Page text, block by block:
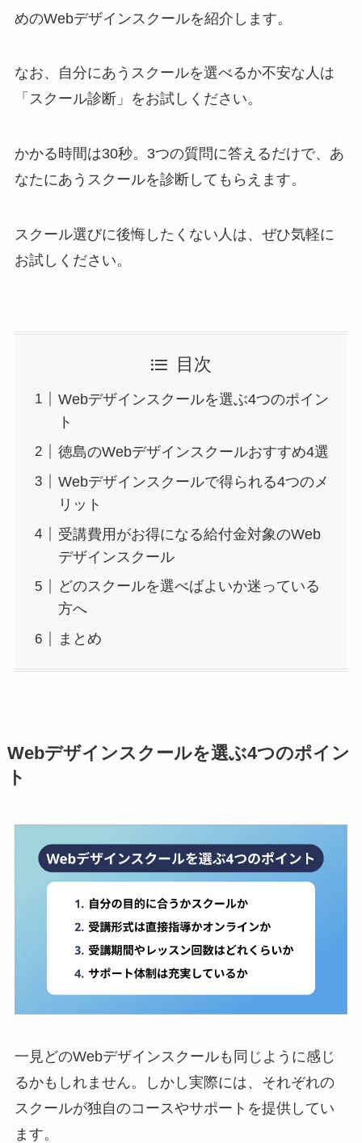
めのWebデザインスクールを紹介します。
なお、自分にあうスクールを選べるか不安な人は
「スクール診断」をお試しください。
かかる時間は30秒。3つの質問に答えるだけで、あ
なたにあうスクールを診断してもらえます。
スクール選びに後悔したくない人は、ぜひ気軽に
お試しください。
目次
Webデザインスクールを選ぶ4つのポイン
ト
徳島のWebデザインスクールおすすめ4選
Webデザインスクールで得られる4つのメ
リット
受講費用がお得になる給付金対象のWeb
デザインスクール
どのスクールを選べばよいか迷っている
方へ
まとめ
Webデザインスクールを選ぶ4つのポイン
ト
一見どのWebデザインスクールも同じように感じ
るかもしれません。しかし実際には、それぞれの
スクールが独自のコースやサポートを提供してい
ます。